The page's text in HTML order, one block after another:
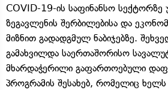
COVID-19-ის საფინანსო
ზეგავლენის შერბილებისა და
მიზნით გადადგმულ ნაბიჯებზე.
გამახვილდა საერთაშორისო
მხარდაჭერილი გაფართოებული
პროგრამის შესახებ, რომელიც